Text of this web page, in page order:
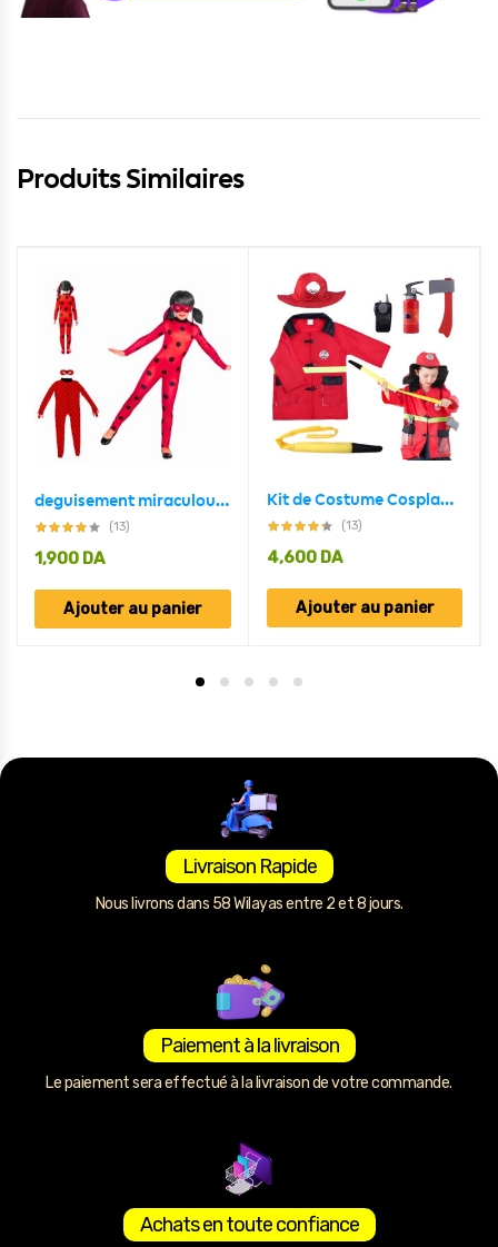
Produits Similaires
deguisement miraculous ladybug pour fillet 5 – 8 ans
(13)
1,900 DA
Ajouter au panier
Kit de Costume Cosplay de Pompier pour Enfants
(13)
4,600 DA
Ajouter au panier
Livraison Rapide
Nous livrons dans 58 Wilayas entre 2 et 8 jours.
Paiement à la livraison
Le paiement sera effectué à la livraison de votre commande.
Achats en toute confiance